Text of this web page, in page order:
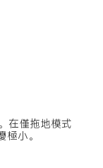
在僅拖地模式
小。